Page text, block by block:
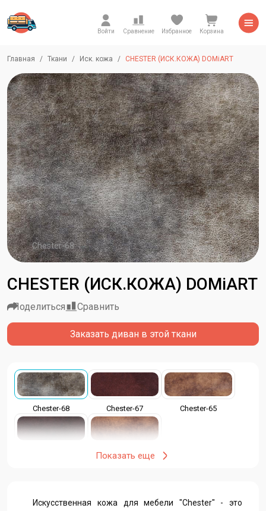
Войти Сравнение Избранное Корзина
Главная Ткани Иск. кожа CHESTER (ИСК.КОЖА) DOMiART
Chester-68
CHESTER (ИСК.КОЖА) DOMiART
Заказать диван в этой ткани
Поделиться Сравнить
Chester-68 Chester-67 Chester-65
Chester-63
Показать еще
Искусственная кожа для мебели "Chester" - это